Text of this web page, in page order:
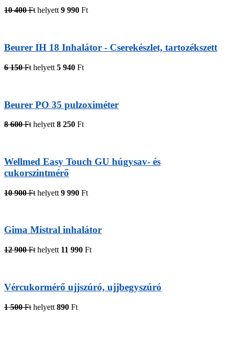
10 400 Ft helyett 9 990 Ft
Beurer IH 18 Inhalátor - Cserekészlet, tartozékszett
6 150 Ft helyett 5 940 Ft
Beurer PO 35 pulzoximéter
8 600 Ft helyett 8 250 Ft
Wellmed Easy Touch GU húgysav- és
cukorszintmérő
10 900 Ft helyett 9 990 Ft
Gima Mistral inhalátor
12 900 Ft helyett 11 990 Ft
Vércukormérő ujjszúró, ujjbegyszúró
1 500 Ft helyett 890 Ft